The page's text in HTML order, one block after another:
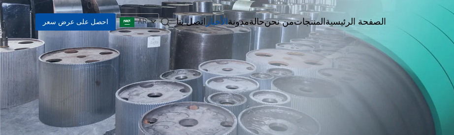
الصفحة الرئيسية المنتجاتمن نحنحالةمدونةالأخبار اتصل بنا AR احصل على عرض سعر